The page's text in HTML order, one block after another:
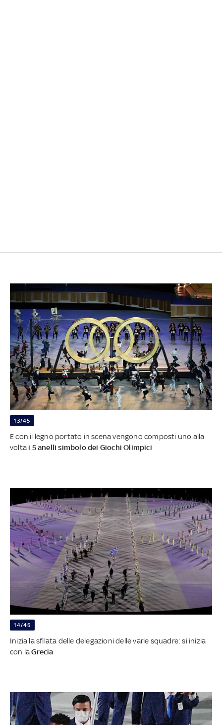
13/45
E con il legno portato in scena vengono composti uno alla
volta i 5 anelli simbolo dei Giochi Olimpici
14/45
Inizia la sfilata delle delegazioni delle varie squadre: si inizia
con laGrecia